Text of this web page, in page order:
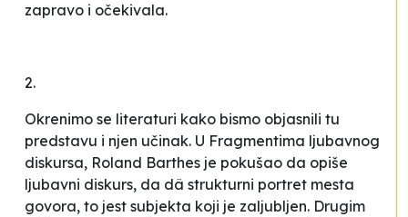
zapravo i očekivala.
2.
Okrenimo se literaturi kako bismo objasnili tu
predstavu i njen učinak. U Fragmentima ljubavnog
diskursa, Roland Barthes je pokušao da opiše
ljubavni diskurs, da dâ strukturni portret mesta
govora, to jest subjekta koji je zaljubljen. Drugim